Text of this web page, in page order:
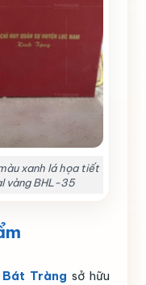
xanh lá họa tiết
vàng BHL-35
Tràng sở hữu